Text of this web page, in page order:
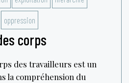
oppression
corps
des travailleurs est un
la compréhension du